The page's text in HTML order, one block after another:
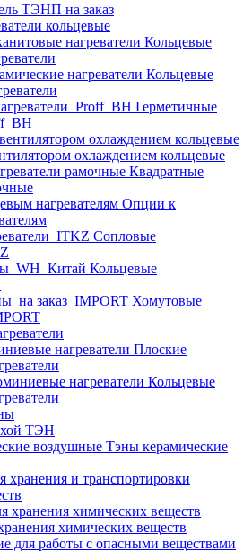
ТЭНП на заказ
кольцевые
Кольцевые
Кольцевые
Герметичные
охлаждением кольцевые
Квадратные
Опции к
Cопловые
Кольцевые
Хомутовые
Плоские
Кольцевые
ТЭН
Тэны керамические
хранения и транспортировки
химических веществ